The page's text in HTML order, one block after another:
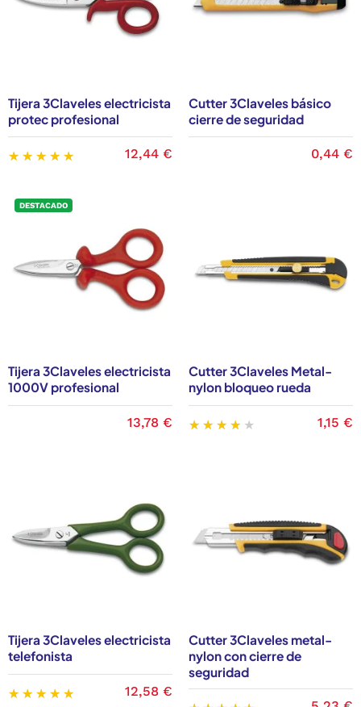
Tijera 3Claveles electricista
protec profesional
12,44 €
Cutter 3Claveles básico
cierre de seguridad
0,44 €
DESTACADO
Tijera 3Claveles electricista
1000V profesional
13,78 €
Cutter 3Claveles Metal-
nylon bloqueo rueda
1,15 €
Tijera 3Claveles electricista
telefonista
12,58 €
Cutter 3Claveles metal-
nylon con cierre de
seguridad